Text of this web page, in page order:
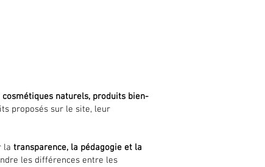
cosmétiques naturels, produits bien-
proposés sur le site, leur
la transparence, la pédagogie et la
les différences entre les